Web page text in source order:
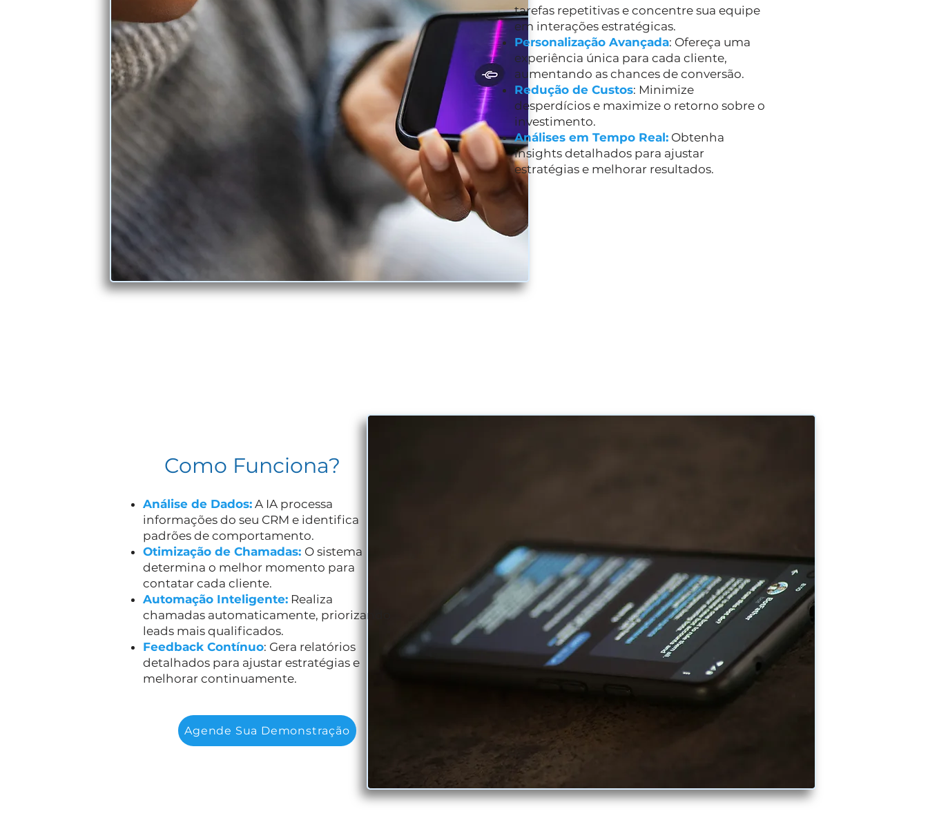
tarefas repetitivas e concentre sua equipe
em interações estratégicas.
Personalização Avançada: Ofereça uma
experiência única para cada cliente,
aumentando as chances de conversão.
Redução de Custos: Minimize
desperdícios e maximize o retorno sobre o
investimento.
Análises em Tempo Real: Obtenha
insights detalhados para ajustar
estratégias e melhorar resultados.
Como Funciona?
Análise de Dados: A IA processa
informações do seu CRM e identifica
padrões de comportamento.
Otimização de Chamadas: O sistema
determina o melhor momento para
contatar cada cliente.
Automação Inteligente: Realiza
chamadas automaticamente, priorizando
leads mais qualificados.
Feedback Contínuo: Gera relatórios
detalhados para ajustar estratégias e
melhorar continuamente.
Agende Sua Demonstração